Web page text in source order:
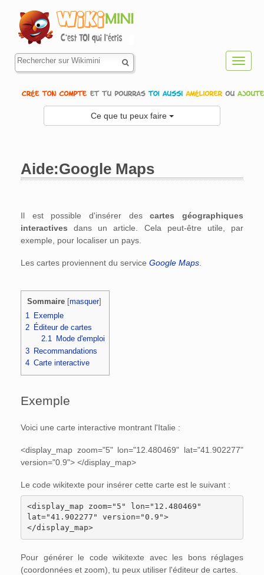
Ce que tu peux faire
Aide:Google Maps
Il est possible d'insérer descartes géographiques
interactivesdans un article. Cela peut-être utile, par
exemple, pour localiser un pays.
Les cartes proviennent du service Google Maps
Sommaire[ masquer]
1
Exemple
2 Éditeur de cartes
2.1
Mode d'emploi
3 Recommandations
4 Carte interactive
Exemple
Voici une carte interactive montrant l'Italie :
<display_map zoom="5" lon="12.480469" lat="41.902277"
version="0.9"> </display_map>
Le code wikitexte pour insérer cette carte est le suivant :
<display_map zoom="5" lon="12.480469"
lat="41.902277" version="0.9">
</display_map>
Pour générer le code wikitexte avec les bons réglages
(coordonnées et zoom), tu peux utiliser l'éditeur de cartes.